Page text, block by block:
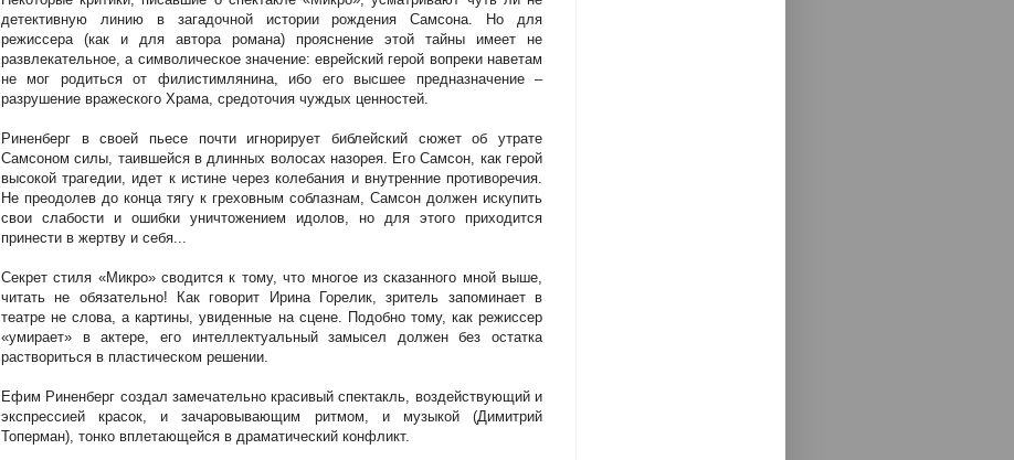
детективную линию в загадочной истории рождения Самсона. Но для
режиссера (как и для автора романа) прояснение этой тайны имеет не
развлекательное, а символическое значение: еврейский герой вопреки наветам
не мог родиться от филистимлянина, ибо его высшее предназначение –
разрушение вражеского Храма, средоточия чуждых ценностей.
Риненберг в своей пьесе почти игнорирует библейский сюжет об утрате
Самсоном силы, таившейся в длинных волосах назорея. Его Самсон, как герой
высокой трагедии, идет к истине через колебания и внутренние противоречия.
Не преодолев до конца тягу к греховным соблазнам, Самсон должен искупить
свои слабости и ошибки уничтожением идолов, но для этого приходится
принести в жертву и себя...
Секрет стиля «Микро» сводится к тому, что многое из сказанного мной выше,
читать не обязательно! Как говорит Ирина Горелик, зритель запоминает в
театре не слова, а картины, увиденные на сцене. Подобно тому, как режиссер
«умирает» в актере, его интеллектуальный замысел должен без остатка
раствориться в пластическом решении.
Ефим Риненберг создал замечательно красивый спектакль, воздействующий и
экспрессией красок, и зачаровывающим ритмом, и музыкой (Димитрий
Топерман), тонко вплетающейся в драматический конфликт.